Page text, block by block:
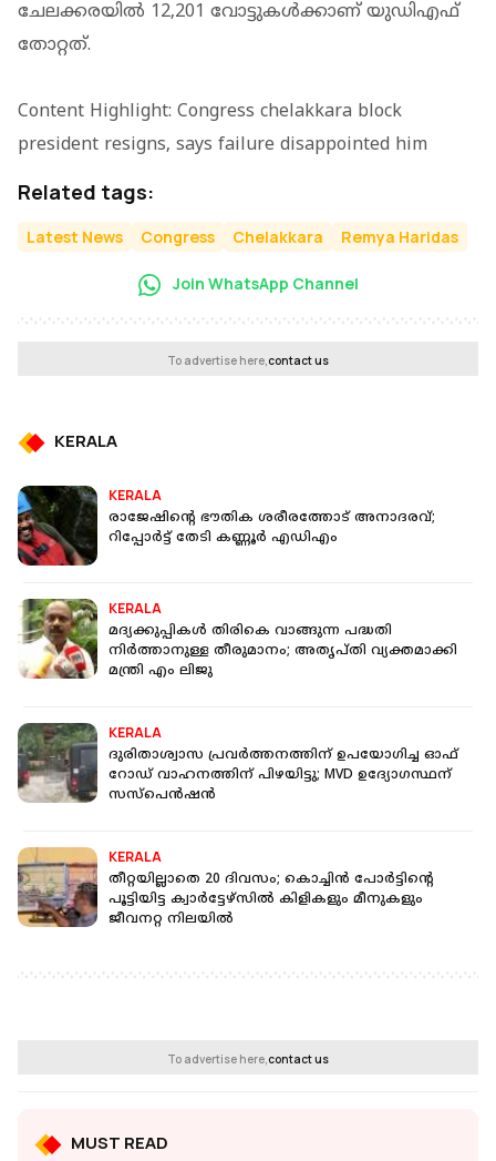
ചേലക്കരയില്‍ 12,201 വോട്ടുകള്‍ക്കാണ് യുഡിഎഫ്
തോറ്റത്.
Content Highlight: Congress chelakkara block
president resigns, says failure disappointed him
Related tags:
Latest News Congress Chelakkara Remya Haridas
Join WhatsApp Channel
To advertise here,contact us
KERALA
KERALA
രാജേഷിന്റെ ഭൗതിക ശരീരത്തോട് അനാദരവ്;
റിപ്പോർട്ട് തേടി കണ്ണൂർ എഡിഎം
KERALA
മദ്യക്കുപ്പികള്‍ തിരികെ വാങ്ങുന്ന പദ്ധതി
നിര്‍ത്താനുള്ള തീരുമാനം; അതൃപ്തി വ്യക്തമാക്കി
മന്ത്രി എം ലിജു
KERALA
ദുരിതാശ്വാസ പ്രവർത്തനത്തിന് ഉപയോഗിച്ച ഓഫ്
റോഡ് വാഹനത്തിന് പിഴയിട്ടു; MVD ഉദ്യോഗസ്ഥന്
സസ്പെൻഷൻ
KERALA
തീറ്റയില്ലാതെ 20 ദിവസം; കൊച്ചിൻ പോർട്ടിന്റെ
പൂട്ടിയിട്ട ക്വാർട്ടേഴ്‌സിൽ കിളികളും മീനുകളും
ജീവനറ്റ നിലയിൽ
To advertise here,contact us
MUST READ